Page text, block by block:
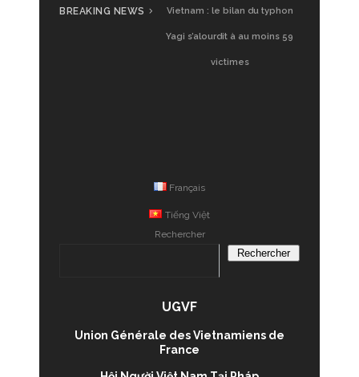
BREAKING NEWS Vietnam : le bilan du typhon
Yagi s’alourdit à au moins 59
victimes
Français
Tiếng Việt
Rechercher
Rechercher
UGVF
Union Générale des Vietnamiens de
France